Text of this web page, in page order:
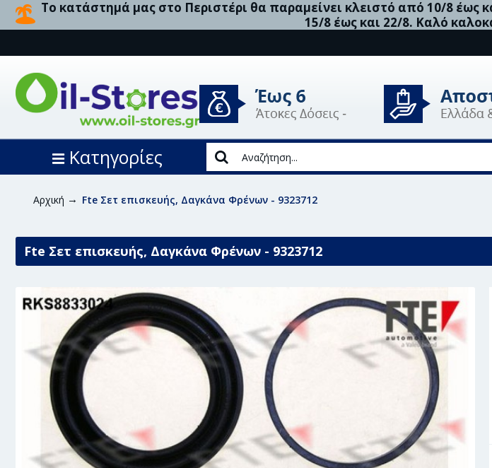
Το κατάστημά μας στο Περιστέρι θα παραμείνει κλειστό από 10/8
15/8 έως και 22/8. Καλό
Κατηγορίες
Αρχική Fte Σετ επισκευής, Δαγκάνα Φρένων - 9323712
Fte Σετ επισκευής, Δαγκάνα Φρένων - 9323712